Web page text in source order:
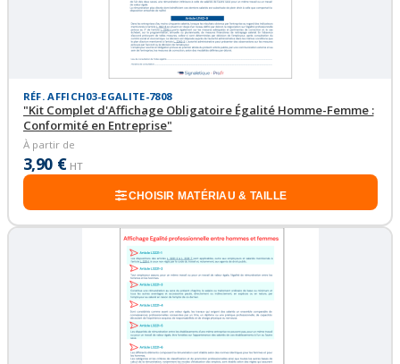
RÉF. AFFICH03-EGALITE-7808
"Kit Complet d'Affichage Obligatoire Égalité Homme-Femme :
Conformité en Entreprise"
À partir de
3,90 € HT
CHOISIR MATÉRIAU & TAILLE